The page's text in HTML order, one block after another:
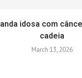
idosa com
cadeia
March 13, 2026